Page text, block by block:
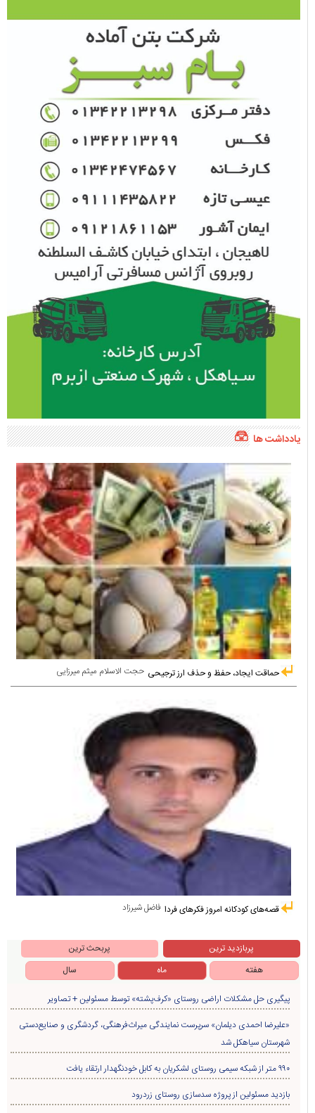
یادداشت ها
حجت الاسلام میثم میرزایی حماقت ایجاد، حفظ و حذف ارز ترجیحی
فاضل شیرزاد قصه‌های کودکانه امروز فکرهای فردا
پربازدید ترین
پربحث ترین
هفته
ماه سال
پیگیری حل مشکلات اراضی روستای «کرف‌پشته» توسط مسئولین + تصاویر
«علیرضا احمدی دیلمان» سرپرست نمایندگی میراث‌فرهنگی، گردشگری و صنایع‌دستی
شهرستان سیاهکل شد
۹۹۰ متر از شبکه سیمی روستای لشکریان به کابل خودنگهدار ارتقاء یافت
بازدید مسئولین از پروژه سدسازی روستای زردرود